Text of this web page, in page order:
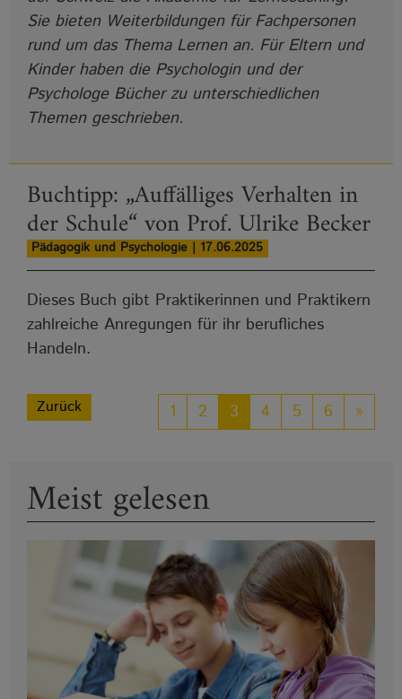
Sie bieten Weiterbildungen für Fachpersonen
rund um das Thema Lernen an. Für Eltern und
Kinder haben die Psychologin und der
Psychologe Bücher zu unterschiedlichen
Themen geschrieben.
Buchtipp: „Auffälliges Verhalten in
der Schule“ von Prof. Ulrike Becker
Pädagogik und Psychologie | 17.06.2025
Dieses Buch gibt Praktikerinnen und Praktikern
zahlreiche Anregungen für ihr berufliches
Handeln.
Zurück 1 2 3 4 5 6 »
Meist gelesen